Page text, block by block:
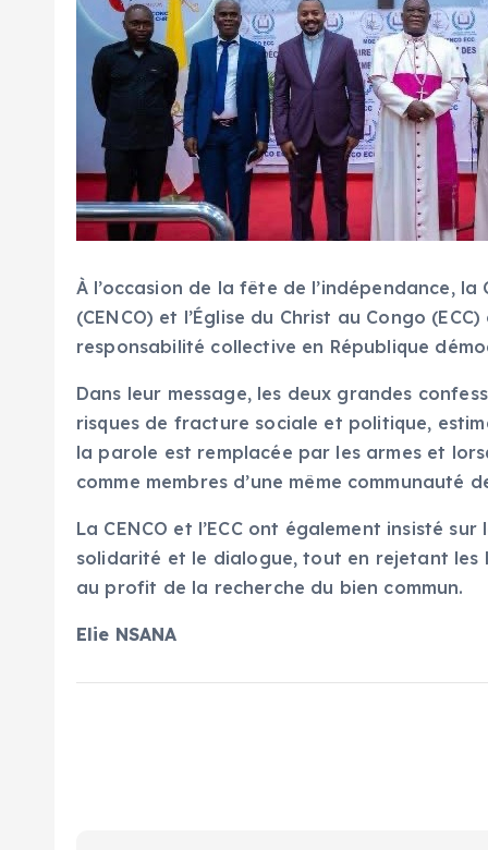
À l’occasion de la fête de l’indépendance,
(CENCO) et l’Église du Christ au Congo
responsabilité collective en République
Dans leur message, les deux grandes
risques de fracture sociale et politique,
la parole est remplacée par les armes et
comme membres d’une même communauté
La CENCO et l’ECC ont également insisté
solidarité et le dialogue, tout en rejetant les
au profit de la recherche du bien commun.
Elie NSANA